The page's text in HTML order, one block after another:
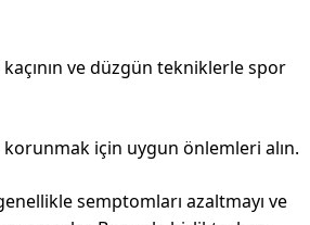
kaçının ve düzgün tekniklerle spor
için uygun önlemleri alın.
semptomları azaltmayı ve